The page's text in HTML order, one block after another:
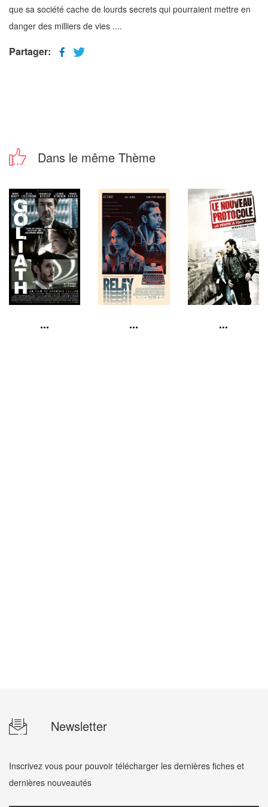
que sa société cache de lourds secrets qui pourraient mettre en
danger des milliers de vies ....
Partager:
Dans le même Thème
... ... ...
Newsletter
Inscrivez vous pour pouvoir télécharger les dernières fiches et
dernières nouveautés